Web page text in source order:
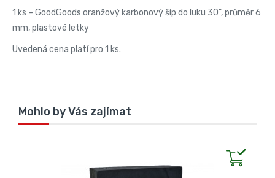
1 ks – GoodGoods oranžový karbonový šíp do luku 30", průměr 6
mm, plastové letky
Uvedená cena platí pro 1 ks.
Mohlo by Vás zajímat